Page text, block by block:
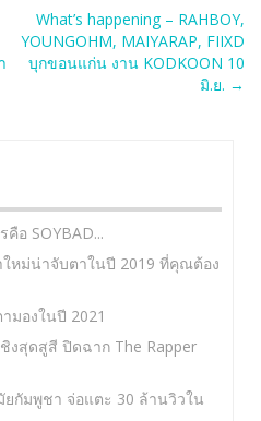
What’s happening – RAHBOY,
YOUNGOHM, MAIYARAP, FIIXD
บุกขอนแก่น งาน KODKOON 10
มิ.ย. →
อ SOYBAD...
ใหม่น่าจับตาในปี 2019 ที่คุณต้อง
มองในปี 2021
งสุดสูสี ปิดฉาก The Rapper
ยกัมพูชา จ่อแตะ 30 ล้านวิวใน